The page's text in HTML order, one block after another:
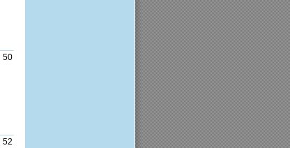
50
52